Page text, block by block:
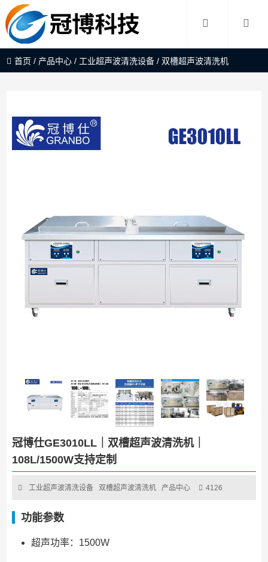
首页 / 产品中心 / 工业超声波清洗设备 /双槽超声波清洗机
冠博仕GE3010LL｜双槽超声波清洗机｜
108L/1500W支持定制
工业超声波清洗设备 双槽超声波清洗机 产品中心 4126
功能参数
超声功率：1500W